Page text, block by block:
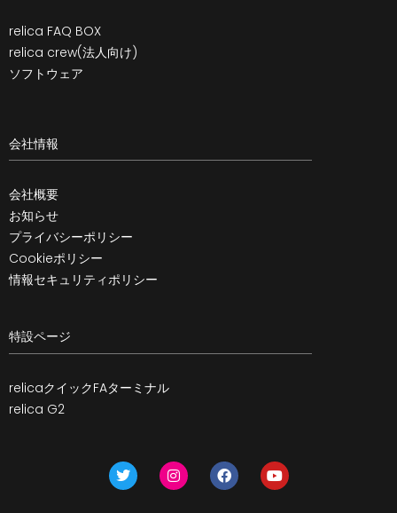
relica FAQ BOX
relica crew(法人向け)
ソフトウェア
会社情報
会社概要
お知らせ
プライバシーポリシー
Cookieポリシー
情報セキュリティポリシー
特設ページ
relicaクイックFAターミナル
relica G2